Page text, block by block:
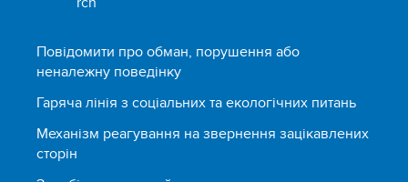
Повідомити про обман, порушення або
неналежну поведінку
Гаряча лінія з соціальних та екологічних питань
Механізм реагування на звернення зацікавлених
сторін